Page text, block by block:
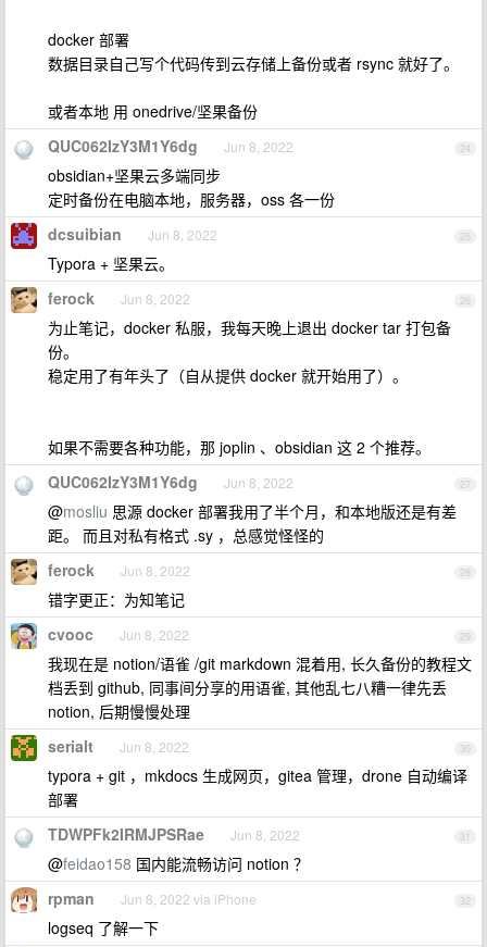
docker 部署
数据目录自己写个代码传到云存储上备份或者 rsync 就好了。
或者本地 用 onedrive/坚果备份
24
QUC062IzY3M1Y6dg Jun 8, 2022
obsidian+坚果云多端同步
定时备份在电脑本地，服务器，oss 各一份
25
dcsuibian Jun 8, 2022
Typora + 坚果云。
26
ferock Jun 8, 2022
为止笔记，docker 私服，我每天晚上退出 docker tar 打包备
份。
稳定用了有年头了（自从提供 docker 就开始用了）。
如果不需要各种功能，那 joplin 、obsidian 这 2 个推荐。
27
QUC062IzY3M1Y6dg Jun 8, 2022
@mosliu 思源 docker 部署我用了半个月，和本地版还是有差
距。 而且对私有格式 .sy ，总感觉怪怪的
28
ferock Jun 8, 2022
错字更正：为知笔记
29
cvooc Jun 8, 2022
我现在是 notion/语雀 /git markdown 混着用, 长久备份的教程文
档丢到 github, 同事间分享的用语雀, 其他乱七八糟一律先丢
notion, 后期慢慢处理
30
serialt Jun 8, 2022
typora + git ，mkdocs 生成网页，gitea 管理，drone 自动编译
部署
31
TDWPFk2IRMJPSRae Jun 8, 2022
@feidao158 国内能流畅访问 notion ？
32
rpman Jun 8, 2022 via iPhone
logseq 了解一下